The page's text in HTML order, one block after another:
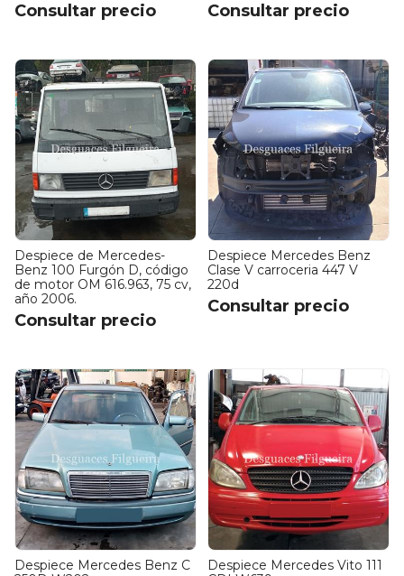
Consultar precio Consultar precio
Despiece de Mercedes-
Benz 100 Furgón D, código
de motor OM 616.963, 75 cv,
año 2006.
Consultar precio
Despiece Mercedes Benz
Clase V carroceria 447 V
220d
Consultar precio
Despiece Mercedes Benz C
Despiece Mercedes Vito 111